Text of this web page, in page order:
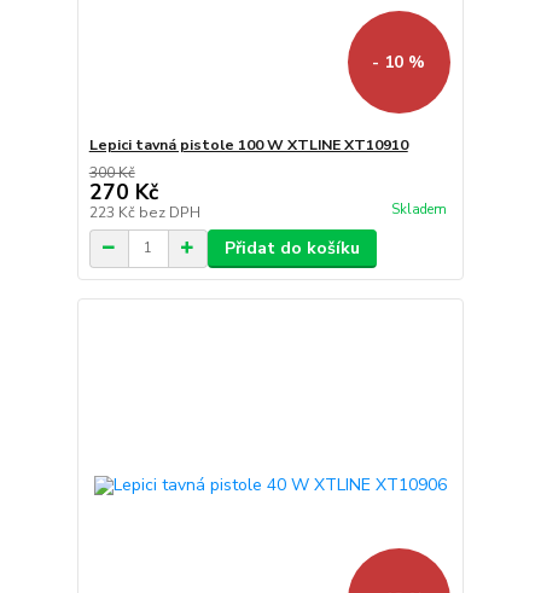
- 10 %
Lepici tavná pistole 100 W XTLINE XT10910
300 Kč
270 Kč
223 Kč bez DPH Skladem
Přidat do košíku